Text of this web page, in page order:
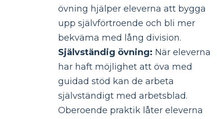
övning hjälper eleverna att bygga
upp självförtroende och bli mer
bekväma med lång division.
Självständig övning: När eleverna
har haft möjlighet att öva med
guidad stöd kan de arbeta
självständigt med arbetsblad.
Oberoende praktik låter eleverna